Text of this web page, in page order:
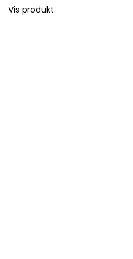
Vis produkt